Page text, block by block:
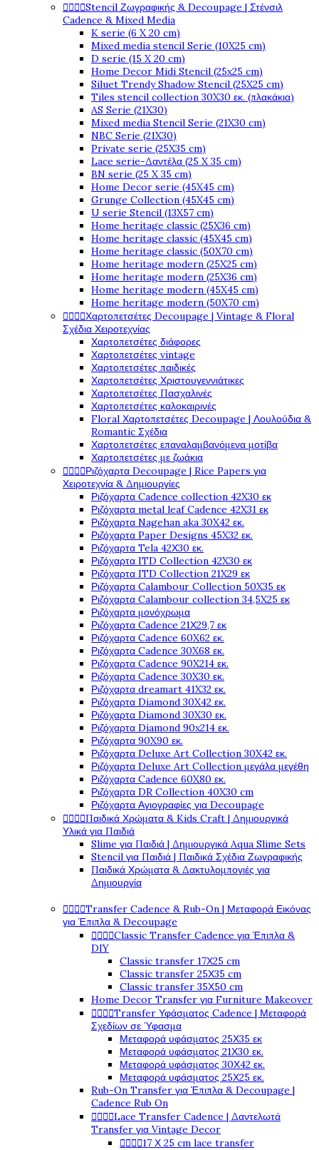
Stencil Ζωγραφικής & Decoupage | Στένσιλ
Cadence & Mixed Media
K serie (6 X 20 cm)
Mixed media stencil Serie (10X25 cm)
D serie (15 X 20 cm)
Home Decor Midi Stencil (25x25 cm)
Siluet Trendy Shadow Stencil (25X25 cm)
Tiles stencil collection 30X30 εκ. (πλακάκια)
AS Serie (21X30)
Mixed media Stencil Serie (21X30 cm)
NBC Serie (21X30)
Private serie (25X35 cm)
Lace serie-Δαντέλα (25 X 35 cm)
BN serie (25 X 35 cm)
Home Decor serie (45X45 cm)
Grunge Collection (45X45 cm)
U serie Stencil (13X57 cm)
Home heritage classic (25X36 cm)
Home heritage classic (45X45 cm)
Home heritage classic (50X70 cm)
Home heritage modern (25X25 cm)
Home heritage modern (25X36 cm)
Home heritage modern (45X45 cm)
Home heritage modern (50X70 cm)
Χαρτοπετσέτες Decoupage | Vintage & Floral
Σχέδια Χειροτεχνίας
Χαρτοπετσέτες διάφορες
Χαρτοπετσέτες vintage
Χαρτοπετσέτες παιδικές
Χαρτοπετσέτες Χριστουγεννιάτικες
Χαρτοπετσέτες Πασχαλινές
Χαρτοπετσέτες καλοκαιρινές
Floral Χαρτοπετσέτες Decoupage | Λουλούδια &
Romantic Σχέδια
Χαρτοπετσέτες επαναλαμβανόμενα μοτίβα
Χαρτοπετσέτες με ζωάκια
Ριζόχαρτα Decoupage | Rice Papers για
Χειροτεχνία & Δημιουργίες
Ριζόχαρτα Cadence collection 42X30 εκ
Ριζόχαρτα metal leaf Cadence 42X31 εκ
Ριζόχαρτα Nagehan aka 30X42 εκ.
Ριζόχαρτα Paper Designs 45X32 εκ.
Ριζόχαρτα Tela 42Χ30 εκ.
Ριζόχαρτα ITD Collection 42X30 εκ
Ριζόχαρτα ITD Collection 21X29 εκ
Ριζόχαρτα Calambour Collection 50X35 εκ
Ριζόχαρτα Calambour collection 34,5X25 εκ
Ριζόχαρτα μονόχρωμα
Ριζόχαρτα Cadence 21Χ29,7 εκ
Ριζόχαρτα Cadence 60X62 εκ.
Ριζόχαρτα Cadence 30X68 εκ.
Ριζόχαρτα Cadence 90X214 εκ.
Ριζόχαρτα Cadence 30X30 εκ.
Ριζόχαρτα dreamart 41X32 εκ.
Ριζόχαρτα Diamond 30X42 εκ.
Ριζόχαρτα Diamond 30X30 εκ.
Ριζόχαρτα Diamond 90x214 εκ.
Ριζόχαρτα 90X90 εκ.
Ριζόχαρτα Deluxe Art Collection 30X42 εκ.
Ριζόχαρτα Deluxe Art Collection μεγάλα μεγέθη
Ριζόχαρτα Cadence 60X80 εκ.
Ριζόχαρτα DR Collection 40X30 cm
Ριζόχαρτα Αγιογραφίες για Decoupage
Παιδικά Χρώματα & Kids Craft | Δημιουργικά
Υλικά για Παιδιά
Slime για Παιδιά | Δημιουργικά Aqua Slime Sets
Stencil για Παιδιά | Παιδικά Σχέδια Ζωγραφικής
Παιδικά Χρώματα & Δακτυλομπογιές για
Δημιουργία
Transfer Cadence & Rub-On | Μεταφορά Εικόνας
για Έπιπλα & Decoupage
Classic Transfer Cadence για Έπιπλα &
DIY
Classic transfer 17Χ25 cm
Classic transfer 25Χ35 cm
Classic transfer 35Χ50 cm
Home Decor Transfer για Furniture Makeover
Transfer Υφάσματος Cadence | Μεταφορά
Σχεδίων σε Ύφασμα
Μεταφορά υφάσματος 25Χ35 εκ
Μεταφορά υφάσματος 21Χ30 εκ.
Μεταφορά υφάσματος 30Χ42 εκ.
Μεταφορά υφάσματος 25Χ25 εκ.
Rub-On Transfer για Έπιπλα & Decoupage |
Cadence Rub On
Lace Transfer Cadence | Δαντελωτά
Transfer για Vintage Decor
17 Χ 25 cm lace transfer